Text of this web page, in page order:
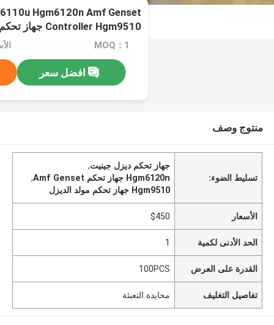
Hgm6120n Amf Genset
Controller Hgm9510 جهاز تحكم مولد الديزل
MOQ：1
افضل سعر
منتوج وصف
تسليط الضوء:
جهاز تحكم ديزل جينيت,
Hgm6120n جهاز تحكم Amf Genset
,
Hgm9510 جهاز تحكم مولد الديزل
الأسعار $450
الحد الأدنى لكمية 1
القدرة على العرض 100PCS
تفاصيل التغليف محايدة التعبئة